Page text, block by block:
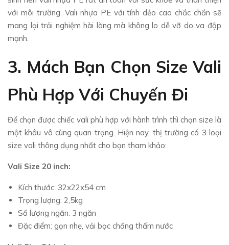
với môi trường. Vali nhựa PE với tính dẻo cao chắc chắn sẽ
mang lại trải nghiệm hài lòng mà không lo dễ vỡ do va đập
mạnh.
3. Mách Bạn Chọn Size Vali
Phù Hợp Với Chuyến Đi
Để chọn được chiếc vali phù hợp với hành trình thì chọn size là
một khâu vô cùng quan trọng. Hiện nay, thị trường có 3 loại
size vali thông dụng nhất cho bạn tham khảo:
Vali Size 20 inch:
Kích thước: 32x22x54 cm
Trọng lượng: 2,5kg
Số lượng ngăn: 3 ngăn
Đặc điểm: gọn nhẹ, vải bọc chống thấm nước